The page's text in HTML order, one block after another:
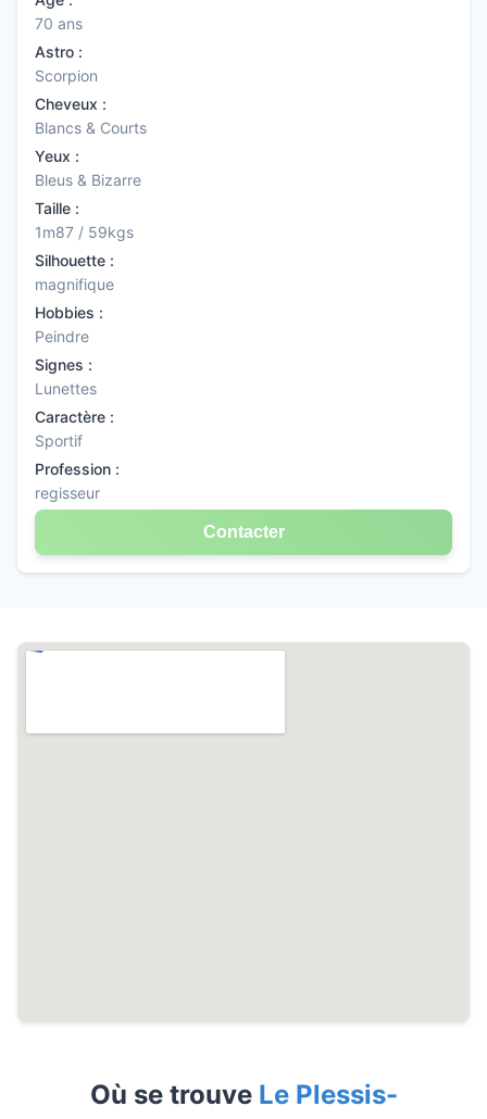
70 ans
Astro :
Scorpion
Cheveux :
Blancs & Courts
Yeux :
Bleus & Bizarre
Taille :
1m87 / 59kgs
Silhouette :
magnifique
Hobbies :
Peindre
Signes :
Lunettes
Caractère :
Sportif
Profession :
regisseur
Contacter
Où se trouve Le Plessis-